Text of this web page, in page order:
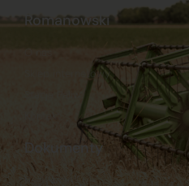
Dokumenty
Regulamin
Romanowski
Sklep internetowy